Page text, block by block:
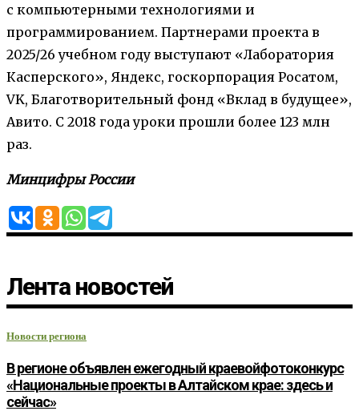
с компьютерными технологиями и
программированием. Партнерами проекта в
2025/26 учебном году выступают «Лаборатория
Касперского», Яндекс, госкорпорация Росатом,
VK, Благотворительный фонд «Вклад в будущее»,
Авито. С 2018 года уроки прошли более 123 млн
раз.
Минцифры России
Лента новостей
Новости региона
В регионе объявлен ежегодный краевойфотоконкурс
«Национальные проекты в Алтайском крае: здесь и
сейчас»